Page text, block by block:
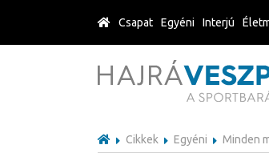
Cikkek Egyéni Minden
Csapat Egyéni Interjú